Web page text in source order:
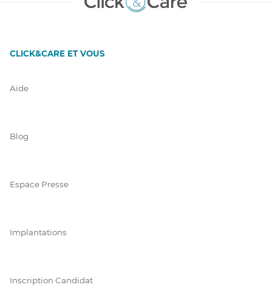
CLICK&CARE ET VOUS
Aide
Blog
Espace Presse
Implantations
Inscription Candidat